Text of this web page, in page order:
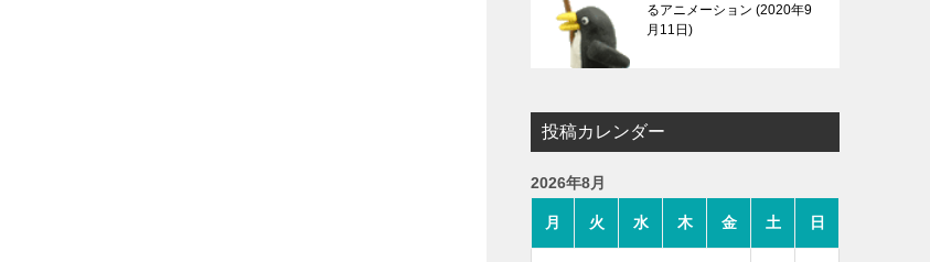
るアニメーション 2020年9
月11日
投稿カレンダー
2026年8月
月 火 水 木 金 土 日